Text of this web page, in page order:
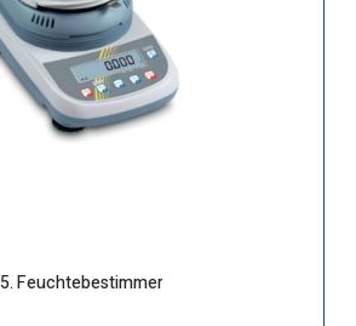
5. Feuchtebestimmer